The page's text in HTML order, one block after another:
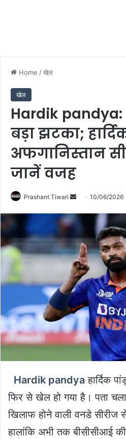
Home /खेल
खेल
Hardik pandya:
बड़ा झटका;
अफगानिस्तान
जानें वजह
Prashant Tiwari
Send
email
10/06/2026
Hardik pandya हार्दिक
फिर से खेल हो गया है। पता
खिलाफ होने वाली वनडे सीरीज
हालांकि अभी तक बीसीसीआई